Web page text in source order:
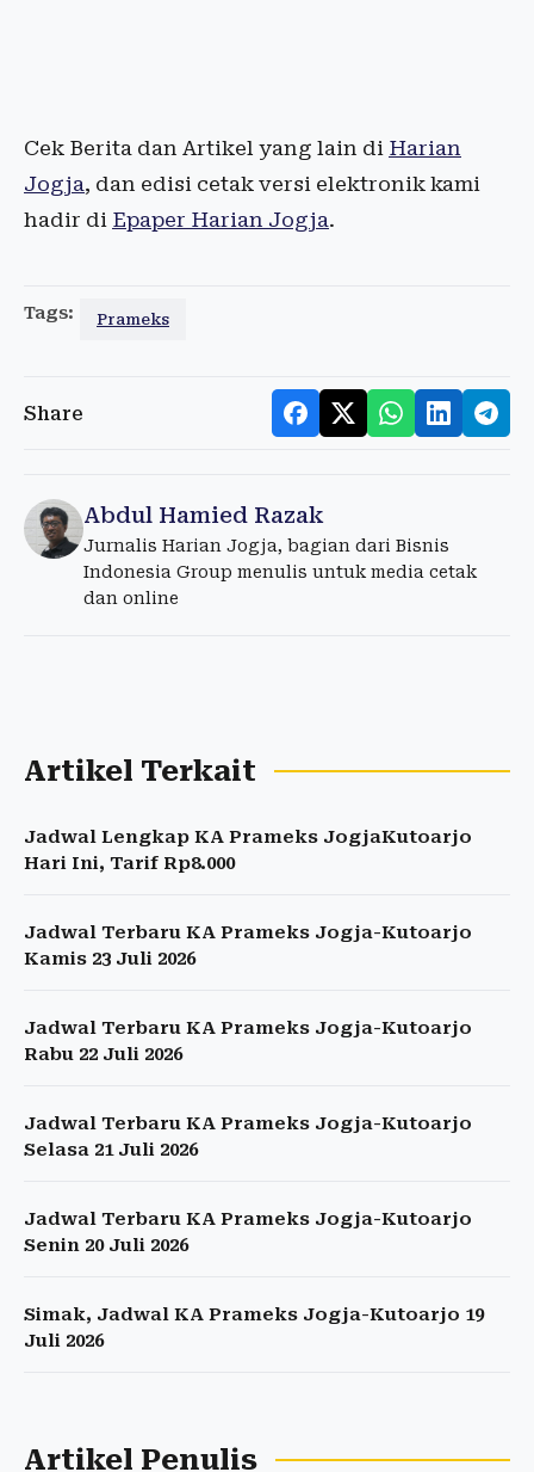
Cek Berita dan Artikel yang lain di Harian
Jogja, dan edisi cetak versi elektronik kami
hadir di Epaper Harian Jogja.
Tags: Prameks
Share
Abdul Hamied Razak
Jurnalis Harian Jogja, bagian dari Bisnis
Indonesia Group menulis untuk media cetak
dan online
Artikel Terkait
Jadwal Lengkap KA Prameks JogjaKutoarjo
Hari Ini, Tarif Rp8.000
Jadwal Terbaru KA Prameks Jogja-Kutoarjo
Kamis 23 Juli 2026
Jadwal Terbaru KA Prameks Jogja-Kutoarjo
Rabu 22 Juli 2026
Jadwal Terbaru KA Prameks Jogja-Kutoarjo
Selasa 21 Juli 2026
Jadwal Terbaru KA Prameks Jogja-Kutoarjo
Senin 20 Juli 2026
Simak, Jadwal KA Prameks Jogja-Kutoarjo 19
Juli 2026
Artikel Penulis